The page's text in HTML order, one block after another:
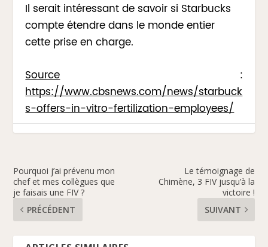
Il serait intéressant de savoir si Starbucks
compte étendre dans le monde entier
cette prise en charge.
Source:
https://www.cbsnews.com/news/starbuck
s-offers-in-vitro-fertilization-employees/
Pourquoi j’ai prévenu mon
chef et mes collègues que
je faisais une FIV ?
PRÉCÉDENT
Le témoignage de
Chimène, 3 FIV jusqu’à la
victoire !
SUIVANT